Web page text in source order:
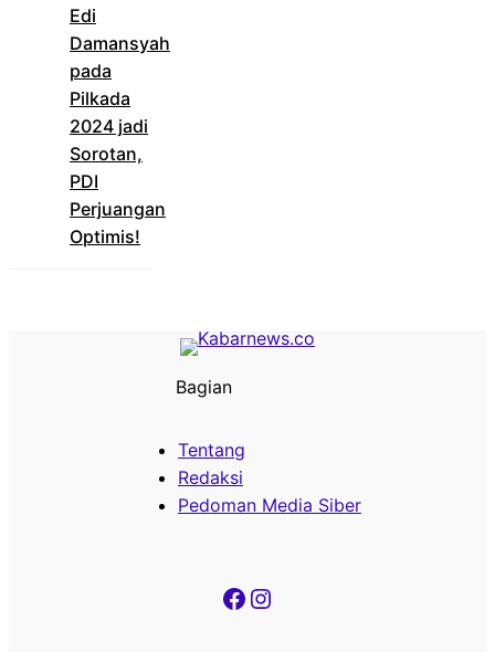
Edi
Damansyah
pada
Pilkada
2024 jadi
Sorotan,
PDI
Perjuangan
Optimis!
Bagian
Tentang
Redaksi
Pedoman Media Siber
Facebook
Instagram